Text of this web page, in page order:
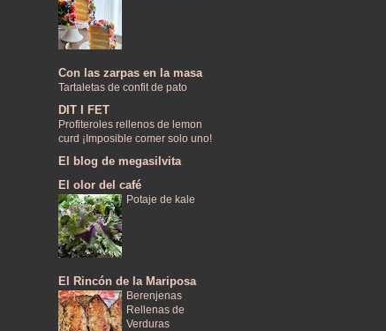
Con las zarpas en la masa
Tartaletas de confit de pato
DIT I FET
Profiteroles rellenos de lemon
curd ¡Imposible comer solo uno!
El blog de megasilvita
El olor del café
Potaje de kale
El Rincón de la Mariposa
Berenjenas
Rellenas de
Verduras